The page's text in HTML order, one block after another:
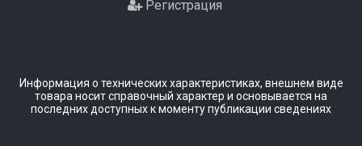
Регистрация
Информация о технических характеристиках, внешнем виде
товара носит справочный характер и основывается на
последних доступных к моменту публикации сведениях